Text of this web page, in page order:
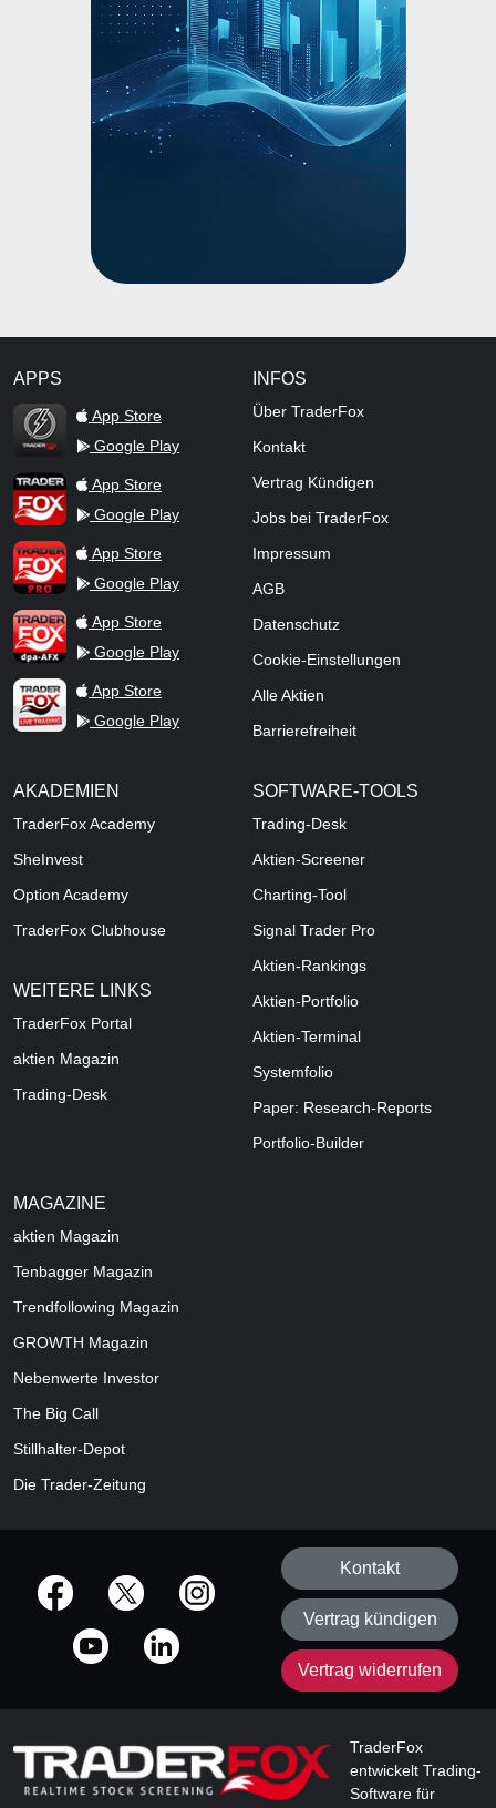
APPS
TraderFox Flash
App Store
Google Play
TraderFox AppApp Store
Google Play
TraderFox ProApp Store
Google Play
TraderFox dpa-AFX ProFeed
App Store
Google Play
TraderFox Live Trading
App Store
Google Play
INFOS
Über TraderFox
Kontakt
Vertrag Kündigen
Jobs bei TraderFox
Impressum
AGB
Datenschutz
Cookie-Einstellungen
Alle Aktien
Barrierefreiheit
AKADEMIEN
TraderFox Academy
SheInvest
Option Academy
TraderFox Clubhouse
WEITERE LINKS
TraderFox Portal
aktien Magazin
Trading-Desk
SOFTWARE-TOOLS
Trading-Desk
Aktien-Screener
Charting-Tool
Signal Trader Pro
Aktien-Rankings
Aktien-Portfolio
Aktien-Terminal
Systemfolio
Paper: Research-Reports
Portfolio-Builder
MAGAZINE
aktien Magazin
Tenbagger Magazin
Trendfollowing Magazin
GROWTH Magazin
Nebenwerte Investor
The Big Call
Stillhalter-Depot
Die Trader-Zeitung
offizielle Social Media-Accounts
Kontakt
Vertrag kündigen
Vertrag widerrufen
TraderFox
entwickelt Trading-
Software für